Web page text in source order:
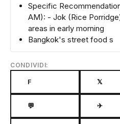
Specific
AM): - Jok (Rice
areas in early morning
Bangkok's street food s
CONDIVIDI:
F 𝕏
💬 ✈